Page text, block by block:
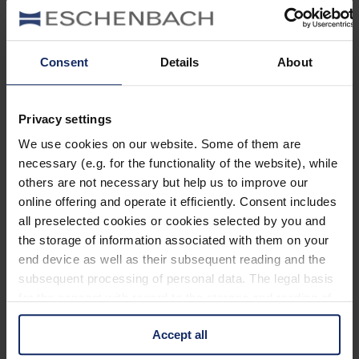
Consent Details About
Privacy settings
We use cookies on our website. Some of them are
necessary (e.g. for the functionality of the website), while
others are not necessary but help us to improve our
online offering and operate it efficiently. Consent includes
all preselected cookies or cookies selected by you and
the storage of information associated with them on your
end device as well as their subsequent reading and the
subsequent processing of personal data. The legal basis
information is Art. 25 para. 1 TDDDG and with regard to
the processing of personal data Art. 6 para. 1 lit. a
GDPR. We also use cookies from third-party providers.
Accept all
ab. Denn wenn die Mähdrescher kommen, sind die meisten
Jungtiere noch nicht flügge und fallen den Maschinen zum Opfer.
Versteck machen. Für den finanziellen Verlust werden sie übrigens
Tags:
Agrarvögel Bodenbrüter Zugvögel
Previous Post
Das Schnabeltier – Kuriosum aus Urzeiten?
Next Post
Nie wieder Fotochaos